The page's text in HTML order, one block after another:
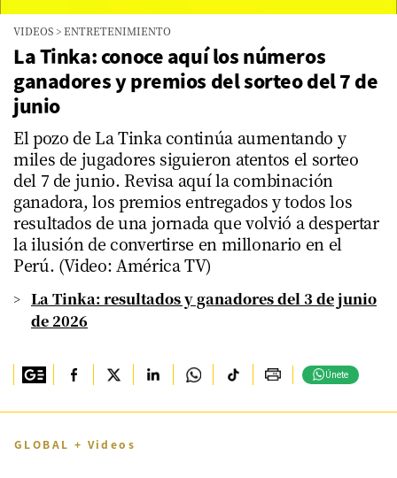
VIDEOS >ENTRETENIMIENTO
La Tinka: conoce aquí los números
ganadores y premios del sorteo del 7 de
junio
El pozo de La Tinka continúa aumentando y
miles de jugadores siguieron atentos el sorteo
del 7 de junio. Revisa aquí la combinación
ganadora, los premios entregados y todos los
resultados de una jornada que volvió a despertar
la ilusión de convertirse en millonario en el
Perú. (Video: América TV)
La Tinka: resultados y ganadores del 3 de junio
de 2026
Únete
GLOBAL + Videos